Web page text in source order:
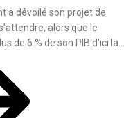
a dévoilé son projet de
alors que le
de 6 % de son PIB d'ici la...